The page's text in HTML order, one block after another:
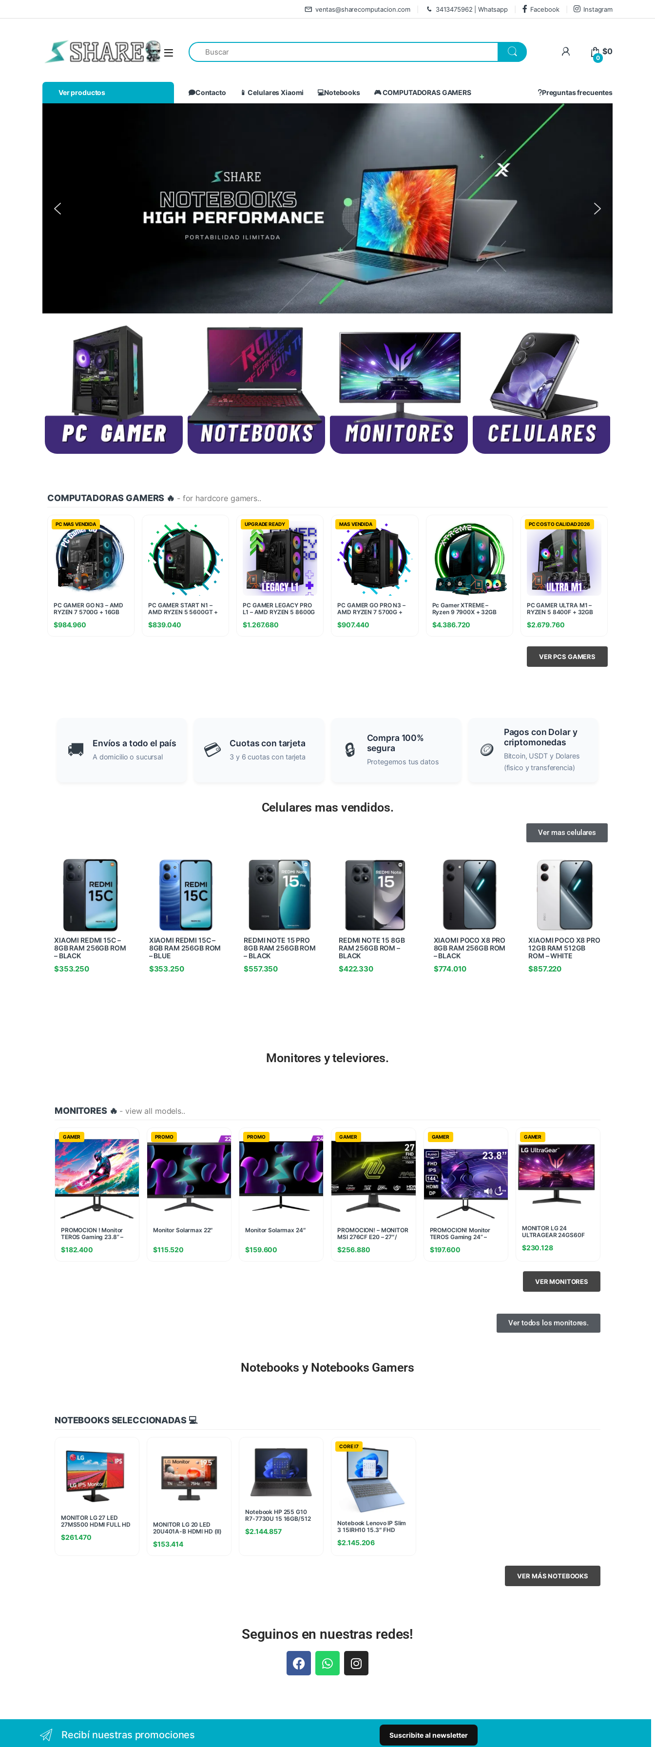
ventas@sharecomputacion.com 3413475962 | Whatsapp Facebook Instagram
0
$0
Ver productos Contacto Preguntas frecuentes
📱 Celulares Xiaomi 💻Notebooks 🎮 COMPUTADORAS GAMERS
COMPUTADORAS GAMERS 🔥 - for hardcore gamers..
PC MAS VENDIDA
PC GAMER GO N3 – AMD
RYZEN 7 5700G + 16GB
$984.960
PC GAMER START N1 –
AMD RYZEN 5 5600GT +
$839.040
UPGRADE READY
PC GAMER LEGACY PRO
L1 – AMD RYZEN 5 8600G
M.2
$1.267.680
MAS VENDIDA
PC GAMER GO PRO N3 –
AMD RYZEN 7 5700G +
$907.440
Pc Gamer XTREME –
Ryzen 9 7900X + 32GB
5070 12GB
$4.386.720
PC COSTO CALIDAD 2026
PC GAMER ULTRA M1 –
RYZEN 5 8400F + 32GB
5060 8GB
$2.679.760
VER PCS GAMERS
🚚 Envíos a todo el país
A domicilio o sucursal 💳 Cuotas con tarjeta
3 y 6 cuotas con tarjeta 🔒
Compra 100%
segura
Protegemos tus datos
🪙
Pagos con Dolar y
criptomonedas
Bitcoin, USDT y Dolares
(fisico y transferencia)
Celulares mas vendidos.
Ver mas celulares
XIAOMI REDMI 15C –
8GB RAM 256GB ROM
– BLACK
$353.250
XIAOMI REDMI 15C –
8GB RAM 256GB ROM
– BLUE
$353.250
REDMI NOTE 15 PRO
8GB RAM 256GB ROM
– BLACK
$557.350
REDMI NOTE 15 8GB
RAM 256GB ROM –
BLACK
$422.330
XIAOMI POCO X8 PRO
8GB RAM 256GB ROM
– BLACK
$774.010
XIAOMI POCO X8 PRO
12GB RAM 512GB
ROM – WHITE
$857.220
Monitores y televiores.
MONITORES 🔥 - view all models..
GAMER
PROMOCION ! Monitor
TEROS Gaming 23.8” –
$182.400
PROMO
Monitor Solarmax 22″
$115.520
PROMO
Monitor Solarmax 24″
$159.600
GAMER
PROMOCION! – MONITOR
MSI 276CF E20 – 27″/
FHD / VA / 200Hz / 0.5ms
$256.880
GAMER
PROMOCION! Monitor
TEROS Gaming 24” –
(Ficha USA)
$197.600
GAMER
MONITOR LG 24
ULTRAGEAR 24GS60F
(1823)
$230.128
VER MONITORES
Ver todos los monitores.
Notebooks y Notebooks Gamers
NOTEBOOKS SELECCIONADAS 💻
MONITOR LG 27 LED
27MS500 HDMI FULL HD
$261.470
MONITOR LG 20 LED
20U401A-B HDMI HD (II)
$153.414
Notebook HP 255 G10
R7-7730U 15 16GB/512
$2.144.857
CORE I7
Notebook Lenovo IP Slim
3 15IRH10 15.3″ FHD
(8G+8G) 4800MHZ
$2.145.206
VER MÁS NOTEBOOKS
Seguinos en nuestras redes!
Recibí nuestras promociones Suscribite al newsletter